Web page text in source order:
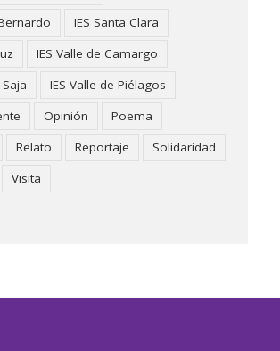
IES Santa Clara
IES Valle de Camargo
IES Valle de Piélagos
Opinión
Poema
Relato Reportaje
Solidaridad
Visita